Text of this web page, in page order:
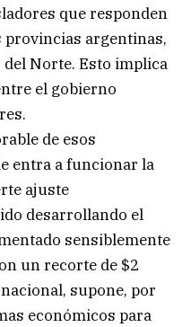
que responden
provincias argentinas,
Norte. Esto implica
el gobierno
de esos
entra a funcionar la
ajuste
desarrollando el
sensiblemente
un recorte de $2
supone, por
económicos para